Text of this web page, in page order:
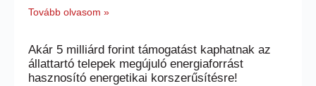
Tovább olvasom »
Akár 5 milliárd forint támogatást kaphatnak az
állattartó telepek megújuló energiaforrást
hasznosító energetikai korszerűsítésre!